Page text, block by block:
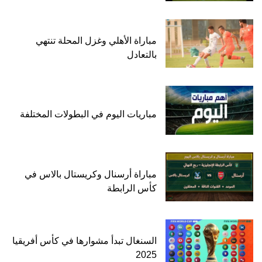
مباراة الأهلي وغزل المحلة تنتهي
بالتعادل
مباريات اليوم في البطولات المختلفة
مباراة أرسنال وكريستال بالاس في
كأس الرابطة
السنغال تبدأ مشوارها في كأس أفريقيا
2025